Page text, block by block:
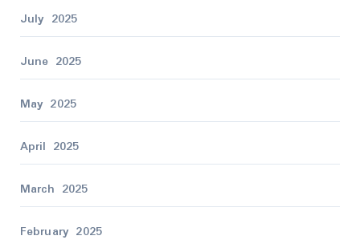
July 2025
June 2025
May 2025
April 2025
March 2025
February 2025